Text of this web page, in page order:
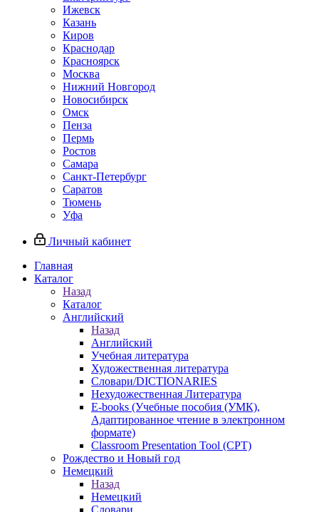
Ижевск
Казань
Киров
Краснодар
Красноярск
Москва
Нижний Новгород
Новосибирск
Омск
Пенза
Пермь
Ростов
Самара
Санкт-Петербург
Саратов
Тюмень
Уфа
Личный кабинет
Главная
Каталог
Назад
Каталог
Английский
Назад
Английский
Учебная литература
Художественная литература
Словари/DICTIONARIES
Нехудожественная Литература
E-books (Учебные пособия (УМК),
Адаптированное чтение в электронном
формате)
Classroom Presentation Tool (CPT)
Рождество и Новый год
Немецкий
Назад
Немецкий
Словари